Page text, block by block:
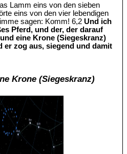
Lamm eins von den sieben
eins von den vier lebendigen
sagen: Komm! 6,2Und ich
Pferd, und der, der darauf
eine Krone (Siegeskranz)
er zog aus, siegend und damit
Krone (Siegeskranz)